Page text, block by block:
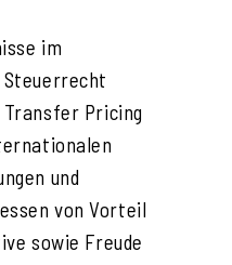
im
Pricing
und
von Vorteil
sowie Freude